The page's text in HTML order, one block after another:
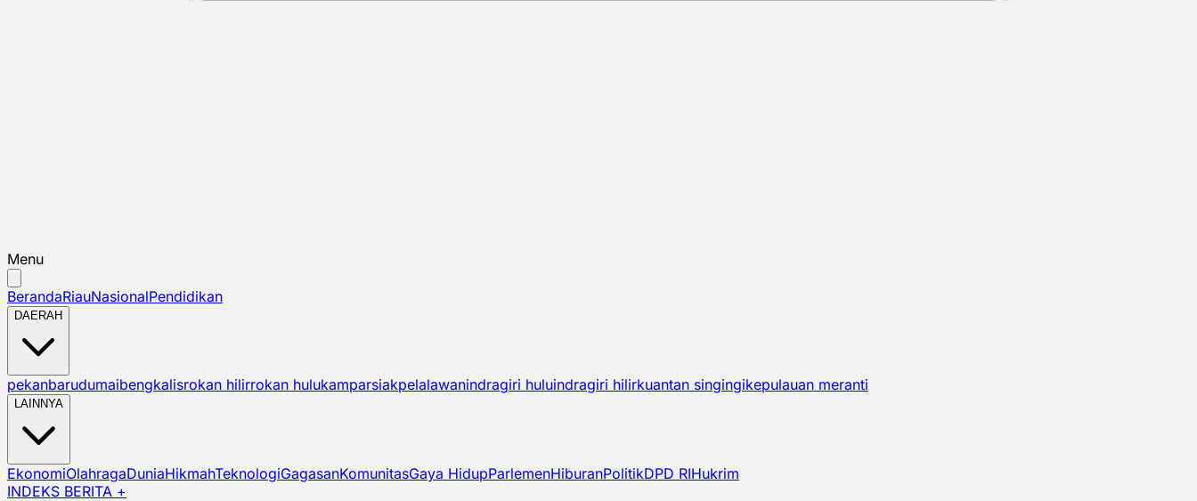
Menu
BerandaRiauNasionalPendidikan
DAERAH
pekanbarudumaibengkalisrokan hilirrokan hulukamparsiakpelalawanindragiri huluindragiri hilirkuantan singingikepulauan meranti
LAINNYA
EkonomiOlahragaDuniaHikmahTeknologiGagasanKomunitasGaya HidupParlemenHiburanPolitikDPD RIHukrim
INDEKS BERITA +